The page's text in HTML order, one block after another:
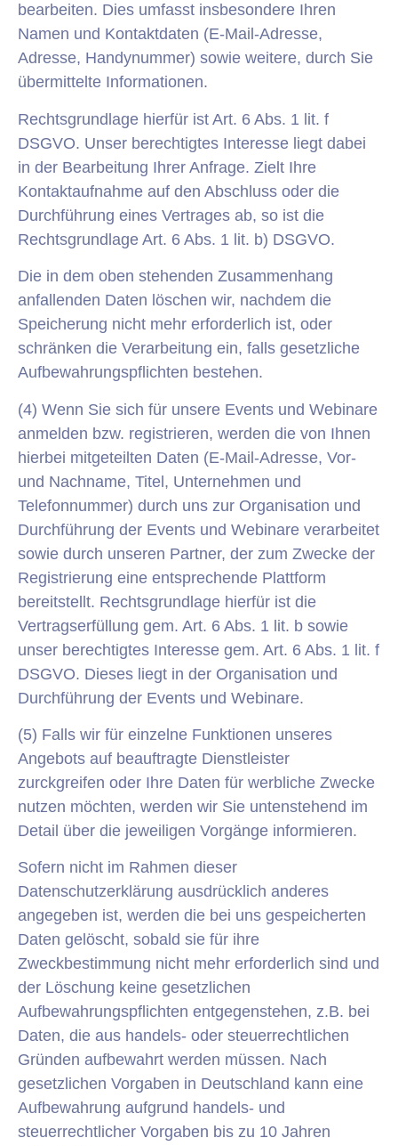
bearbeiten. Dies umfasst insbesondere Ihren
Namen und Kontaktdaten (E-Mail-Adresse,
Adresse, Handynummer) sowie weitere, durch Sie
übermittelte Informationen.
Rechtsgrundlage hierfür ist Art. 6 Abs. 1 lit. f
DSGVO. Unser berechtigtes Interesse liegt dabei
in der Bearbeitung Ihrer Anfrage. Zielt Ihre
Kontaktaufnahme auf den Abschluss oder die
Durchführung eines Vertrages ab, so ist die
Rechtsgrundlage Art. 6 Abs. 1 lit. b) DSGVO.
Die in dem oben stehenden Zusammenhang
anfallenden Daten löschen wir, nachdem die
Speicherung nicht mehr erforderlich ist, oder
schränken die Verarbeitung ein, falls gesetzliche
Aufbewahrungspflichten bestehen.
(4) Wenn Sie sich für unsere Events und Webinare
anmelden bzw. registrieren, werden die von Ihnen
hierbei mitgeteilten Daten (E-Mail-Adresse, Vor-
und Nachname, Titel, Unternehmen und
Telefonnummer) durch uns zur Organisation und
Durchführung der Events und Webinare verarbeitet
sowie durch unseren Partner, der zum Zwecke der
Registrierung eine entsprechende Plattform
bereitstellt. Rechtsgrundlage hierfür ist die
Vertragserfüllung gem. Art. 6 Abs. 1 lit. b sowie
unser berechtigtes Interesse gem. Art. 6 Abs. 1 lit. f
DSGVO. Dieses liegt in der Organisation und
Durchführung der Events und Webinare.
(5) Falls wir für einzelne Funktionen unseres
Angebots auf beauftragte Dienstleister
zurckgreifen oder Ihre Daten für werbliche Zwecke
nutzen möchten, werden wir Sie untenstehend im
Detail über die jeweiligen Vorgänge informieren.
Sofern nicht im Rahmen dieser
Datenschutzerklärung ausdrücklich anderes
angegeben ist, werden die bei uns gespeicherten
Daten gelöscht, sobald sie für ihre
Zweckbestimmung nicht mehr erforderlich sind und
der Löschung keine gesetzlichen
Aufbewahrungspflichten entgegenstehen, z.B. bei
Daten, die aus handels- oder steuerrechtlichen
Gründen aufbewahrt werden müssen. Nach
gesetzlichen Vorgaben in Deutschland kann eine
Aufbewahrung aufgrund handels- und
steuerrechtlicher Vorgaben bis zu 10 Jahren